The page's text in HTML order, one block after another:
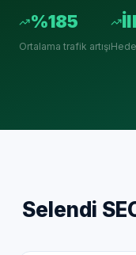
%185
Ortalama trafik artışı
Selendi